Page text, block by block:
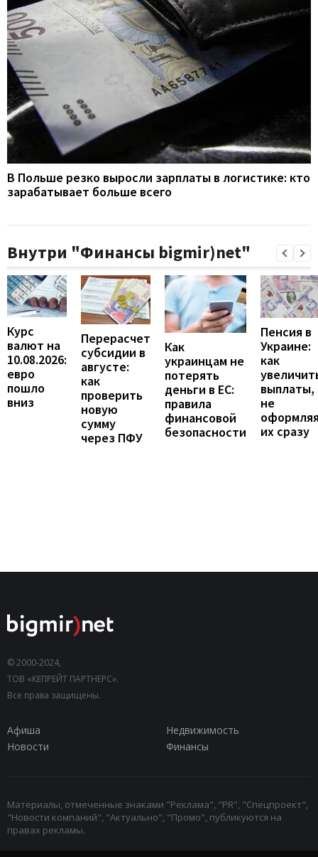
В Польше резко выросли зарплаты в логистике: кто
зарабатывает больше всего
Внутри "Финансы bigmir)net"
Курс
валют на
10.08.2026:
евро
пошло
вниз
Перерасчет
субсидии в
августе:
как
проверить
новую
сумму
через ПФУ
Как
украинцам не
потерять
деньги в ЕС:
правила
финансовой
безопасности
Пенсия в
Украине:
как
выплаты,
не
их сразу
© 2000-2024,
ТОВ «КЕПРЕЙТ ПАРТНЕРС».
Все права защищены.
Афиша
Недвижимость
Новости
Финансы
Материалы, отмеченные знаками "Реклама", "PR", "Спецпроект",
"Новости компаний", "Актуально", "Промо", публикуются на
правах рекламы.